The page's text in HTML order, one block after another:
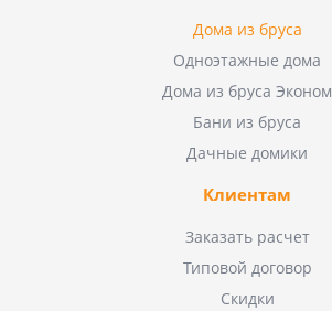
Дома из бруса
Одноэтажные дома
Дома из бруса Эконом
Бани из бруса
Дачные домики
Клиентам
Заказать расчет
Типовой договор
Скидки